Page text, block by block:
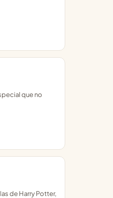
que no
de Harry Potter,